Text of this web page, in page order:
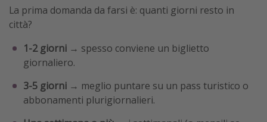
Calendario di viaggio
Festività del 2026
Città più visitate
La prima domanda da farsi è: quanti giorni resto in
città?
1-2 giorni → spesso conviene un biglietto
giornaliero.
3-5 giorni → meglio puntare su un pass turistico o
abbonamenti plurigiornalieri.